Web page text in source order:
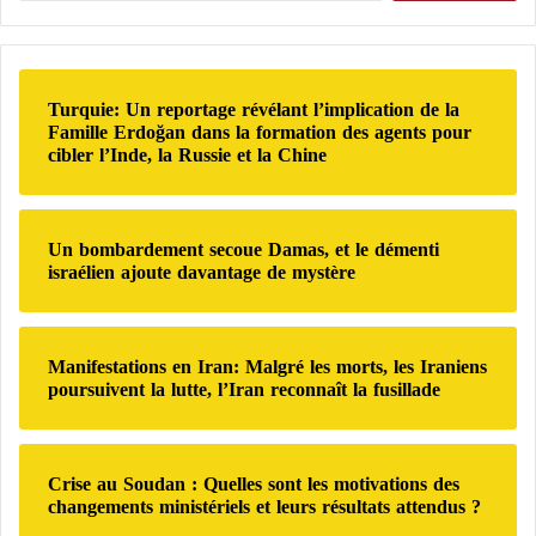
la production ou de la transformation.
certaines espèces susceptibles de provoquer des
infections alimentaires.
La présence de ces bactéries ne signifie pas
automatiquement que la viande est dangereuse si elle
est manipulée et cuite correctement.
Pourquoi l’eau ne suffit pas à éliminer les
bactéries ?
Contrairement à ce que beaucoup imaginent, un
simple rinçage sous l’eau ne détruit pas les bactéries.
v
e
s
i
e
s
r
i
c
h
r
l
a
c
r
h
e
c
h
r
:
Turquie: Un reportage révélant l’implication de la
Famille Erdoğan dans la formation des agents pour
cibler l’Inde, la Russie et la Chine
Un bombardement secoue Damas, et le démenti
israélien ajoute davantage de mystère
Manifestations en Iran: Malgré les morts, les Iraniens
poursuivent la lutte, l’Iran reconnaît la fusillade
Crise au Soudan : Quelles sont les motivations des
changements ministériels et leurs résultats attendus ?